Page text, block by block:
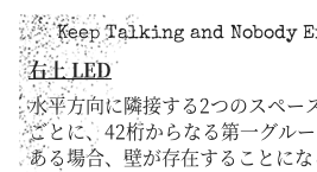
Keep Talking and Nobody
右上 LED
水平方向に隣接する2つのスペー
ごとに、42桁からなる第一グル
ある場合、壁が存在することにな